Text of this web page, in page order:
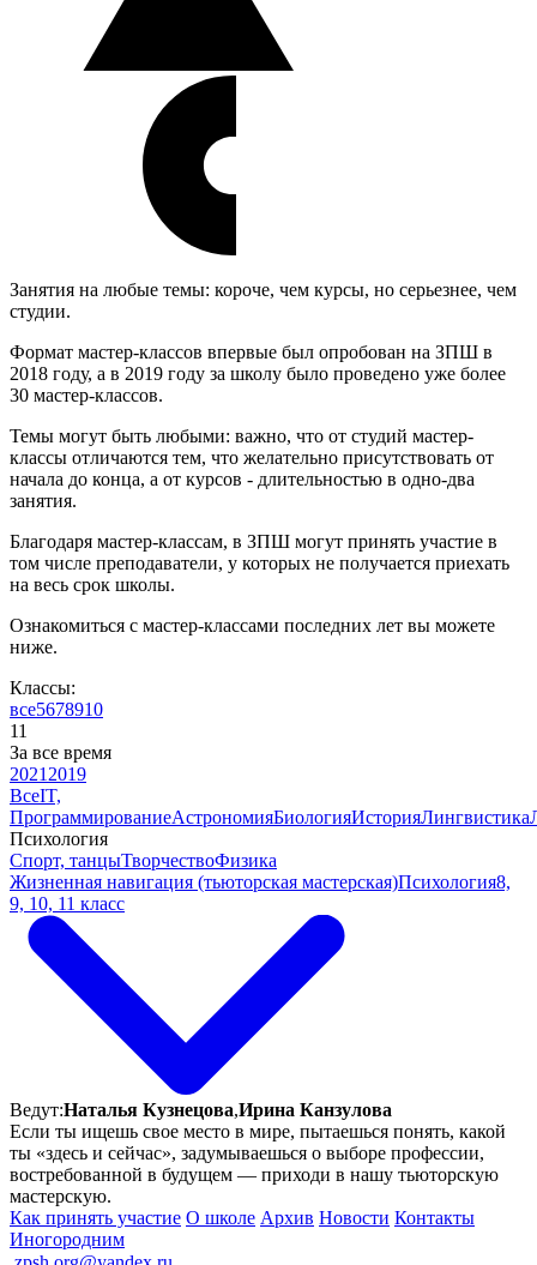
Занятия на любые темы: короче, чем курсы, но серьезнее, чем
студии.
Формат мастер-классов впервые был опробован на ЗПШ в
2018 году, а в 2019 году за школу было проведено уже более
30 мастер-классов.
Темы могут быть любыми: важно, что от студий мастер-
классы отличаются тем, что желательно присутствовать от
начала до конца, а от курсов - длительностью в одно-два
занятия.
Благодаря мастер-классам, в ЗПШ могут принять участие в
том числе преподаватели, у которых не получается приехать
на весь срок школы.
Ознакомиться с мастер-классами последних лет вы можете
ниже.
Классы:
все5678910
11
За все время
2021 2019
ВсеIT,
ПрограммированиеАстрономияБиологияИсторияЛингвистика
Психология
Спорт, танцыТворчествоФизика
Жизненная навигация (тьюторская мастерская)Психология8,
9, 10, 11 класс
Ведут:Наталья Кузнецова,Ирина Канзулова
Если ты ищешь свое место в мире, пытаешься понять, какой
ты «здесь и сейчас», задумываешься о выборе профессии,
востребованной в будущем — приходи в нашу тьюторскую
мастерскую.
Как принять участие О школе Архив Новости Контакты
Иногородним